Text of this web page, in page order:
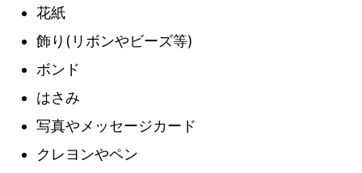
花紙
飾り(リボンやビーズ等)
ボンド
はさみ
写真やメッセージカード
クレヨンやペン